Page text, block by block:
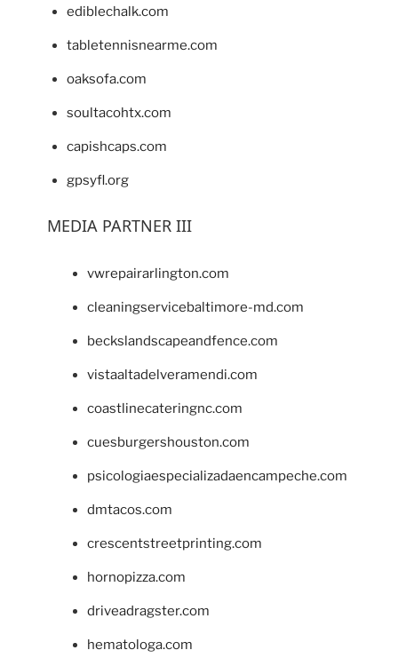
ediblechalk.com
tabletennisnearme.com
oaksofa.com
soultacohtx.com
capishcaps.com
gpsyfl.org
MEDIA PARTNER III
vwrepairarlington.com
cleaningservicebaltimore-md.com
beckslandscapeandfence.com
vistaaltadelveramendi.com
coastlinecateringnc.com
cuesburgershouston.com
psicologiaespecializadaencampeche.com
dmtacos.com
crescentstreetprinting.com
hornopizza.com
driveadragster.com
hematologa.com